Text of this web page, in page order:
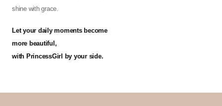
shine with grace.
Let your daily moments become
more beautiful,
with PrincessGirl by your side.